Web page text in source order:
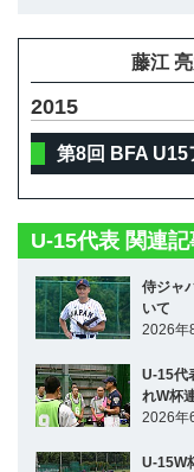
藤江
2015
第8回 BFA U15
U-15代表 関連記
侍ジャ
いて
2026年
U-15代
れW杯
2026年
U-15W